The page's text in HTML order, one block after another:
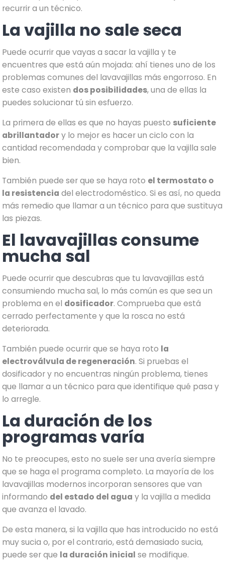
recurrir a un técnico.
La vajilla no sale seca
Puede ocurrir que vayas a sacar la vajilla y te
encuentres que está aún mojada: ahí tienes uno de los
problemas comunes del lavavajillas más engorroso. En
este caso existen dos posibilidades, una de ellas la
puedes solucionar tú sin esfuerzo.
La primera de ellas es que no hayas puesto suficiente
abrillantadory lo mejor es hacer un ciclo con la
cantidad recomendada y comprobar que la vajilla sale
bien.
También puede ser que se haya roto el termostato o
la resistencia del electrodoméstico. Si es así, no queda
más remedio que llamar a un técnico para que sustituya
las piezas.
El lavavajillas consume
mucha sal
Puede ocurrir que descubras que tu lavavajillas está
consumiendo mucha sal, lo más común es que sea un
problema en el dosificador. Comprueba que está
cerrado perfectamente y que la rosca no está
deteriorada.
También puede ocurrir que se haya roto la
electroválvula de regeneración. Si pruebas el
dosificador y no encuentras ningún problema, tienes
que llamar a un técnico para que identifique qué pasa y
lo arregle.
La duración de los
programas varía
No te preocupes, esto no suele ser una avería siempre
que se haga el programa completo. La mayoría de los
lavavajillas modernos incorporan sensores que van
informando del estado del agua y la vajilla a medida
que avanza el lavado.
De esta manera, si la vajilla que has introducido no está
muy sucia o, por el contrario, está demasiado sucia,
puede ser que la duración inicial se modifique.